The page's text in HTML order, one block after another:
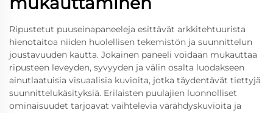
Ripustetut puuseinapaneeleja esittävät arkkitehtuurista
hienotaitoa niiden huolellisen tekemistön ja suunnittelun
joustavuuden kautta. Jokainen paneeli voidaan mukauttaa
ripusteen leveyden, syvyyden ja välin osalta luodakseen
ainutlaatuisia visuaalisia kuvioita, jotka täydentävät tiettyjä
suunnittelukäsityksiä. Erilaisten puulajien luonnolliset
ominaisuudet tarjoavat vaihtelevia värähdyskuvioita ja